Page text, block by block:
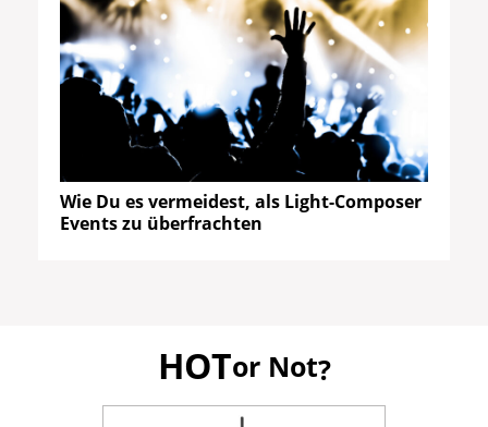
Wie Du es vermeidest, als Light-Composer
Events zu überfrachten
HOTor Not?